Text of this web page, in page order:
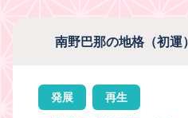
南野巴那の地格（初運
発展 再生